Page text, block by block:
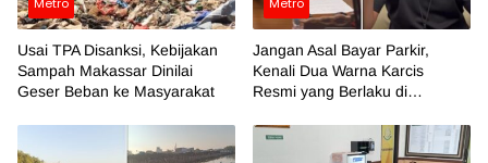
Usai TPA Disanksi, Kebijakan
Sampah Makassar Dinilai
Geser Beban ke Masyarakat
Jangan Asal Bayar Parkir,
Kenali Dua Warna Karcis
Resmi yang Berlaku di